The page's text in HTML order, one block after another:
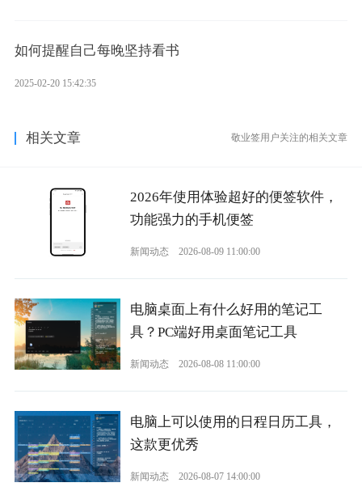
如何提醒自己每晚坚持看书
2025-02-20 15:42:35
相关文章 敬业签用户关注的相关文章
2026年使用体验超好的便签软件，
功能强力的手机便签
新闻动态 2026-08-09 11:00:00
电脑桌面上有什么好用的笔记工
具？PC端好用桌面笔记工具
新闻动态 2026-08-08 11:00:00
电脑上可以使用的日程日历工具，
这款更优秀
新闻动态 2026-08-07 14:00:00